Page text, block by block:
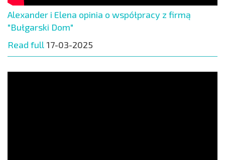
Alexander i Elena opinia o współpracy z firmą
"Bułgarski Dom"
Read full 17-03-2025